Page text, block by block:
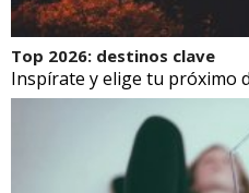
Top 2026: destinos clave
Inspírate y elige tu próximo